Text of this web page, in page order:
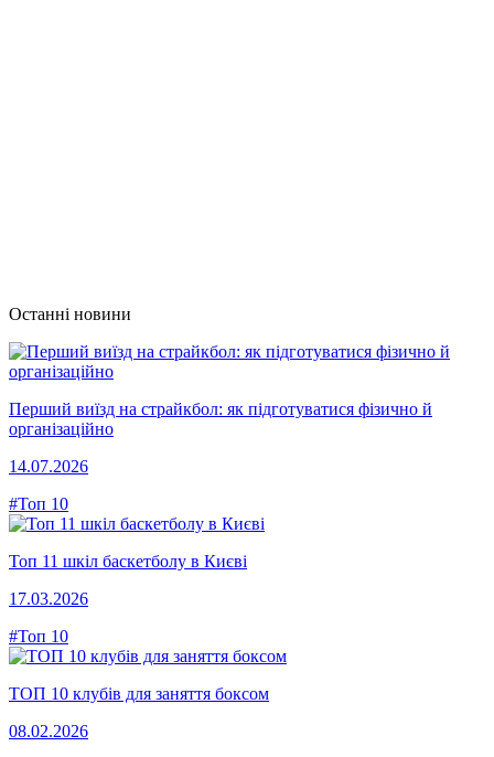
Останні новини
Перший виїзд на страйкбол: як підготуватися фізично й
організаційно
14.07.2026
#Топ 10
Топ 11 шкіл баскетболу в Києві
17.03.2026
#Топ 10
ТОП 10 клубів для заняття боксом
08.02.2026